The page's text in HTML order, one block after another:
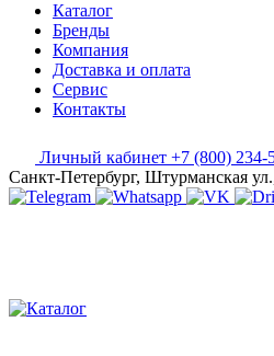
Каталог
Бренды
Компания
Доставка и оплата
Сервис
Контакты
Личный кабинет +7 (800) 234-
Санкт-Петербург, Штурманская